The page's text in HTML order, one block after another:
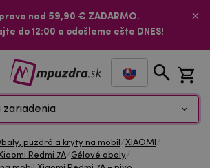
nad 59,90 € ZADARMO.
do 12:00 a odošleme ešte DNES!
zariadenia
puzdrá a kryty na mobil /XIAOMI /
Redmi 7A/Gélové obaly/